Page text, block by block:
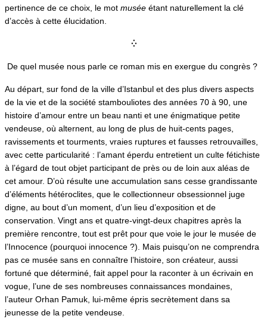
pertinence de ce choix, le mot musée étant naturellement la clé
d’accès à cette élucidation.
⁛
De quel musée nous parle ce roman mis en exergue du congrès ?
Au départ, sur fond de la ville d’Istanbul et des plus divers aspects
de la vie et de la société stambouliotes des années 70 à 90, une
histoire d’amour entre un beau nanti et une énigmatique petite
vendeuse, où alternent, au long de plus de huit-cents pages,
ravissements et tourments, vraies ruptures et fausses retrouvailles,
avec cette particularité : l’amant éperdu entretient un culte fétichiste
à l’égard de tout objet participant de près ou de loin aux aléas de
cet amour. D’où résulte une accumulation sans cesse grandissante
d’éléments hétéroclites, que le collectionneur obsessionnel juge
digne, au bout d’un moment, d’un lieu d’exposition et de
conservation. Vingt ans et quatre-vingt-deux chapitres après la
première rencontre, tout est prêt pour que voie le jour le musée de
l’Innocence (pourquoi innocence ?). Mais puisqu’on ne comprendra
pas ce musée sans en connaître l’histoire, son créateur, aussi
fortuné que déterminé, fait appel pour la raconter à un écrivain en
vogue, l’une de ses nombreuses connaissances mondaines,
l’auteur Orhan Pamuk, lui-même épris secrètement dans sa
jeunesse de la petite vendeuse.